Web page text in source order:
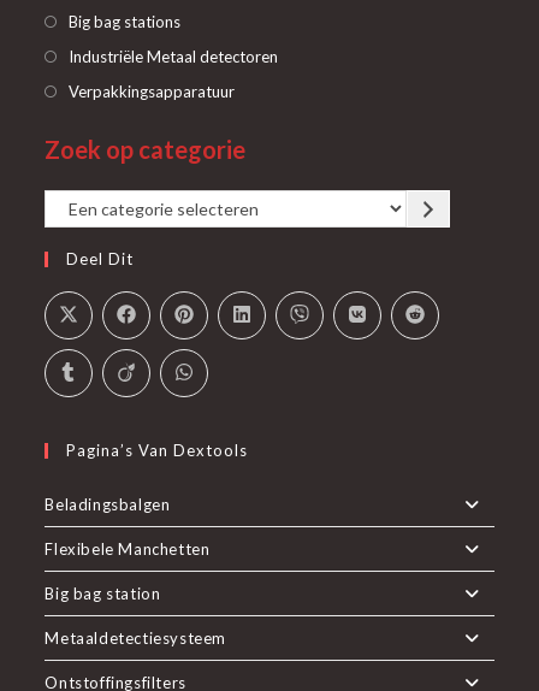
Big bag stationsOpent
in
Industriële Metaal detectoren
VerpakkingsapparatuurOpent
een
tab
Zoek op categorie
Een
categorie
selecteren
Deel Dit
Pagina’s Van Dextools
Beladingsbalgen
Flexibele Manchetten
Big bag station
Metaaldetectiesysteem
Ontstoffingsfilters